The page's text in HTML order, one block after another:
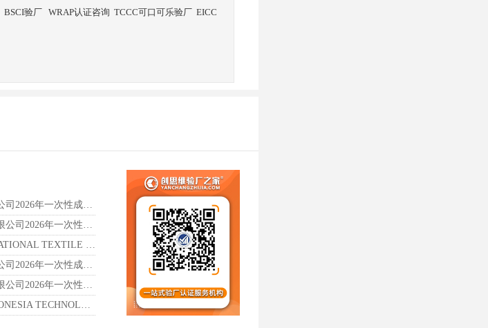
BSCI验厂 WRAP认证咨询 TCCC可口可乐验厂 EICC
祝贺中山蓝晨科技股份有限公司2026年一次性成功通过BSCI验厂-B级
祝贺力特半导体（无锡）有限公司2026年一次性成功通过RBA-VAP认证审核并取得170.2分
祝贺台湾JE HONG INTERNATIONAL TEXTILE CO., LTD 2026年一次性成功通过GRS认证
祝贺立讯技术（越南）有限公司2026年一次性成功通过RBA-VAP审核获得金牌评级！
祝贺河南意诺康医疗器械有限公司2026年一次性成功通过GMP认证
祝贺印尼PT EVERPRO INDONESIA TECHNOLOGIES公司2026年一次性成功通过RBA-VAP审核